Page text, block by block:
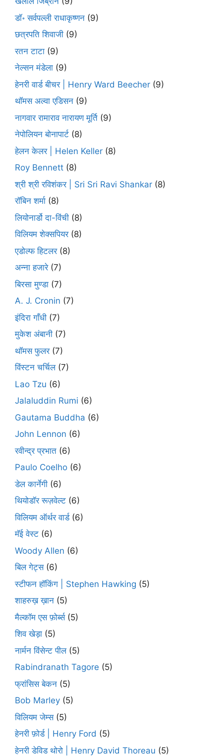
डॉ॰ सर्वपल्ली राधाकृष्णन (9)
छत्रपति शिवाजी (9)
रतन टाटा (9)
नेल्सन मंडेला (9)
हेनरी वार्ड बीचर | Henry Ward Beecher (9)
थॉमस अल्वा एडिसन (9)
नागवार रामाराव नारायण मूर्ति (9)
नेपोलियन बोनापार्ट (8)
हेलन केलर | Helen Keller (8)
Roy Bennett (8)
श्री श्री रविशंकर | Sri Sri Ravi Shankar (8)
रॉबिन शर्मा (8)
लियोनार्डो दा-विंची (8)
विलियम शेक्सपियर(8)
एडोल्फ हिटलर(8)
अन्ना हजारे(7)
बिरसा मुण्डा (7)
A. J. Cronin (7)
इंदिरा गाँधी (7)
मुकेश अंबानी (7)
थॉमस फुलर(7)
विंस्टन चर्चिल(7)
Lao Tzu (6)
Jalaluddin Rumi (6)
Gautama Buddha (6)
John Lennon (6)
रवीन्द्र प्रभात (6)
Paulo Coelho (6)
डेल कार्नेगी (6)
थियोडॉर रूज़वेल्ट (6)
विलियम ऑर्थर वार्ड(6)
मॅई वेस्ट (6)
Woody Allen (6)
बिल गेट्स(6)
स्टीफन हॉकिंग | Stephen Hawking (5)
शाहरुख़ ख़ान (5)
मैल्कॉम एस फ़ोर्ब्स(5)
शिव खेड़ा (5)
नार्मन विंसेन्ट पील(5)
Rabindranath Tagore (5)
फ्रांसिस बेकन (5)
Bob Marley (5)
विलियम जेम्स(5)
हेनरी फ़ोर्ड | Henry Ford (5)
हेनरी डेविड थोरो | Henry David Thoreau (5)